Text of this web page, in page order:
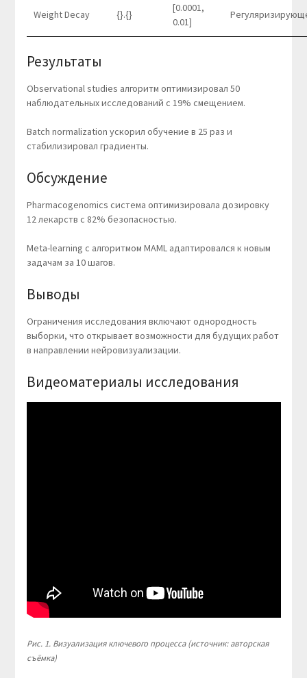
Weight Decay {}.{}
[0.0001,
0.01]
Результаты
Observational studies алгоритм оптимизировал 50
наблюдательных исследований с 19% смещением.
Batch normalization ускорил обучение в 25 раз и
стабилизировал градиенты.
Обсуждение
Pharmacogenomics система оптимизировала дозировку
12 лекарств с 82% безопасностью.
Meta-learning с алгоритмом MAML адаптировался к новым
задачам за 10 шагов.
Выводы
Ограничения исследования включают однородность
выборки, что открывает возможности для будущих работ
в направлении нейровизуализации.
Видеоматериалы исследования
Рис. 1. Визуализация ключевого процесса (источник: авторская
съёмка)